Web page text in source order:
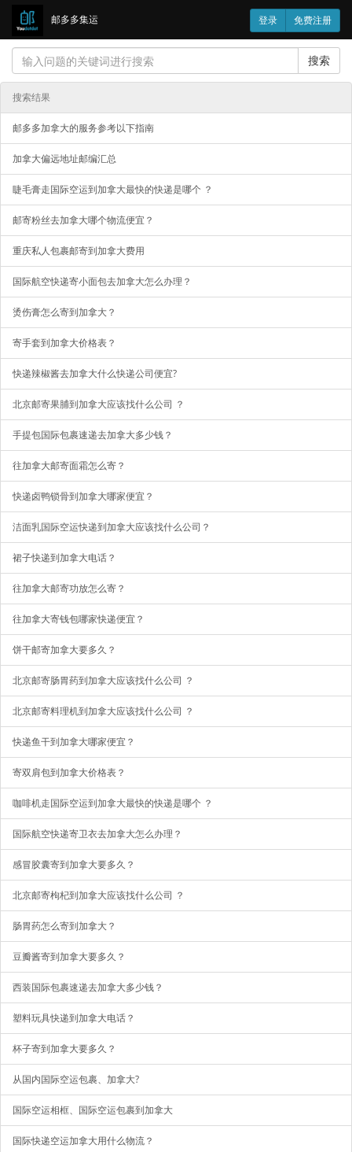
邮多多集运 登录 免费注册
搜索
搜索结果
邮多多加拿大的服务参考以下指南
加拿大偏远地址邮编汇总
睫毛膏走国际空运到加拿大最快的快递是哪个 ？
邮寄粉丝去加拿大哪个物流便宜？
重庆私人包裹邮寄到加拿大费用
国际航空快递寄小面包去加拿大怎么办理？
烫伤膏怎么寄到加拿大？
寄手套到加拿大价格表？
快递辣椒酱去加拿大什么快递公司便宜?
北京邮寄果脯到加拿大应该找什么公司 ？
手提包国际包裹速递去加拿大多少钱？
往加拿大邮寄面霜怎么寄？
快递卤鸭锁骨到加拿大哪家便宜？
洁面乳国际空运快递到加拿大应该找什么公司？
裙子快递到加拿大电话？
往加拿大邮寄功放怎么寄？
往加拿大寄钱包哪家快递便宜？
饼干邮寄加拿大要多久？
北京邮寄肠胃药到加拿大应该找什么公司 ？
北京邮寄料理机到加拿大应该找什么公司 ？
快递鱼干到加拿大哪家便宜？
寄双肩包到加拿大价格表？
咖啡机走国际空运到加拿大最快的快递是哪个 ？
国际航空快递寄卫衣去加拿大怎么办理？
感冒胶囊寄到加拿大要多久？
北京邮寄枸杞到加拿大应该找什么公司 ？
肠胃药怎么寄到加拿大？
豆瓣酱寄到加拿大要多久？
西装国际包裹速递去加拿大多少钱？
塑料玩具快递到加拿大电话？
杯子寄到加拿大要多久？
从国内国际空运包裹、加拿大?
国际空运相框、国际空运包裹到加拿大
国际快递空运加拿大用什么物流？